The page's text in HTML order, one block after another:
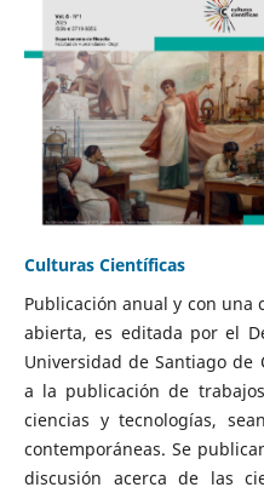
Culturas Científicas
Publicación anual y con una
abierta, es editada por el
Universidad de Santiago de
a la publicación de
ciencias y tecnologías,
contemporáneas. Se
discusión acerca de las